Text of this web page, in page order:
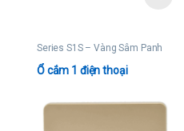
Series S1S – Vàng Sâm Panh
Ổ cắm 1 điện thoại